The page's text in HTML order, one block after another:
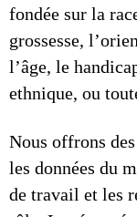
fondée sur la
grossesse,
l’âge, le
ethnique, ou
Nous offrons
les données du
de travail et les